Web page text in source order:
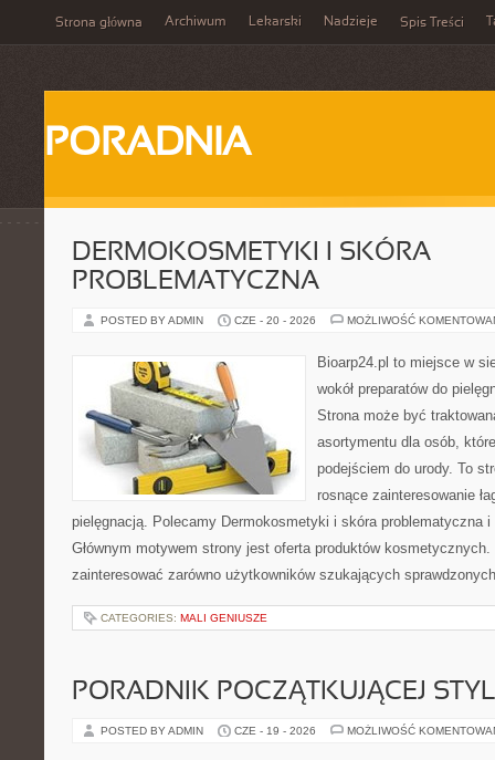
Strona główna Archiwum Lekarski Nadzieje Spis Treści
PORADNIA
DERMOKOSMETYKI I SKÓRA
PROBLEMATYCZNA
POSTED BY ADMIN CZE - 20 - 2026 MOŻLIWOŚĆ
Bioarp24.pl to miejsce w
wokół preparatów do
Strona może być
asortymentu dla osób,
podejściem do urody. To
rosnące zainteresowanie
pielęgnacją. Polecamy Dermokosmetyki i skóra problematyczna i
Głównym motywem strony jest oferta produktów
zainteresować zarówno użytkowników szukających
CATEGORIES: MALI GENIUSZE
PORADNIK POCZĄTKUJĄCEJ
POSTED BY ADMIN CZE - 19 - 2026 MOŻLIWOŚĆ